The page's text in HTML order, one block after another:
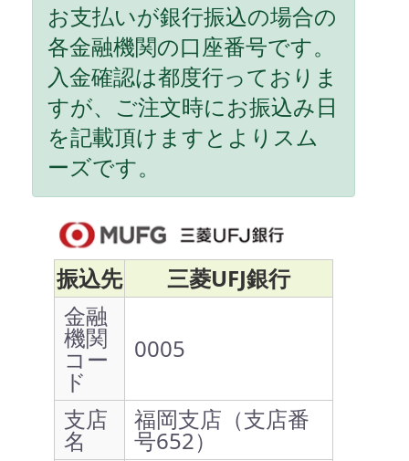
お支払いが銀行振込の場合の
各金融機関の口座番号です。
入金確認は都度行っておりま
すが、ご注文時にお振込み日
を記載頂けますとよりスム
ーズです。
振込先
三菱UFJ銀行
金融
機関
コー
ド
0005
支店
名
福岡支店（支店番
号652）